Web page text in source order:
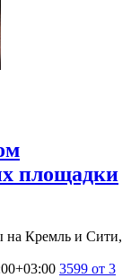
площадки
на Кремль и Сити,
3599 от 3